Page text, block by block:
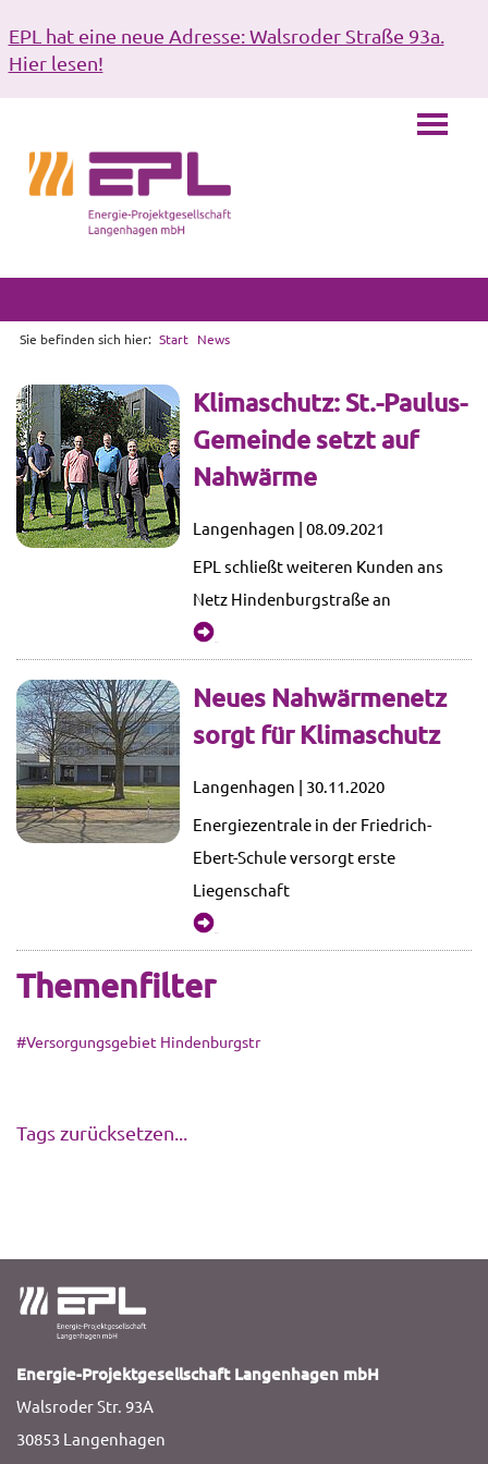
EPL hat eine neue Adresse: Walsroder Straße 93a.
Hier lesen!
Sie befinden sich hier: Start News
Klimaschutz: St.-Paulus-
Gemeinde setzt auf
Nahwärme
Langenhagen | 08.09.2021
EPL schließt weiteren Kunden ans
Netz Hindenburgstraße an
Neues Nahwärmenetz
sorgt für Klimaschutz
Langenhagen | 30.11.2020
Energiezentrale in der Friedrich-
Ebert-Schule versorgt erste
Liegenschaft
Themenfilter
#Versorgungsgebiet Hindenburgstr
Tags zurücksetzen...
Energie-Projektgesellschaft Langenhagen mbH
Walsroder Str. 93A
30853 Langenhagen